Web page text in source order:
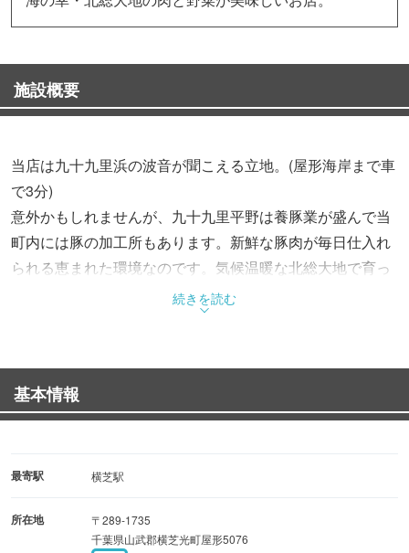
施設概要
当店は九十九里浜の波音が聞こえる立地。(屋形海岸まで車
で3分)
意外かもしれませんが、九十九里平野は養豚業が盛んで当
町内には豚の加工所もあります。新鮮な豚肉が毎日仕入れ
られる恵まれた環境なのです。気候温暖な北総大地で育っ
た美味しい豚肉を是非！ご賞味ください。
お刺身も銚子港水揚げのイワシ・カツオ・サンマ・本場の
を問わずご家族全員で楽しめるお店です。
続きを読む
基本情報
最寄駅 横芝駅
所在地
〒289-1735
千葉県山武郡横芝光町屋形5076